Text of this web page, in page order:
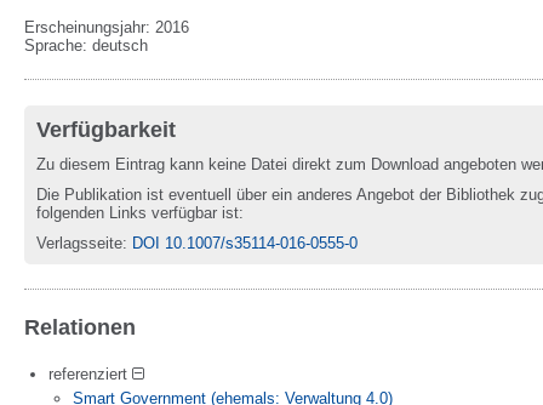
Erscheinungsjahr: 2016
Sprache: deutsch
Verfügbarkeit
Zu diesem Eintrag kann keine Datei direkt zum Download angeboten
Die Publikation ist eventuell über ein anderes Angebot der Bibliothek
folgenden Links verfügbar ist:
Verlagsseite: DOI 10.1007/s35114-016-0555-0
Relationen
referenziert
Smart Government (ehemals: Verwaltung 4.0)